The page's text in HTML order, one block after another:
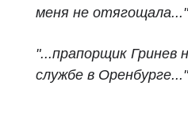
меня не
"...прапорщик Гринев
службе в